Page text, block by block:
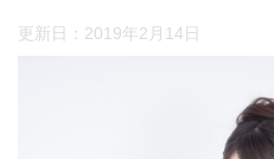
更新日： 2019年2月14日